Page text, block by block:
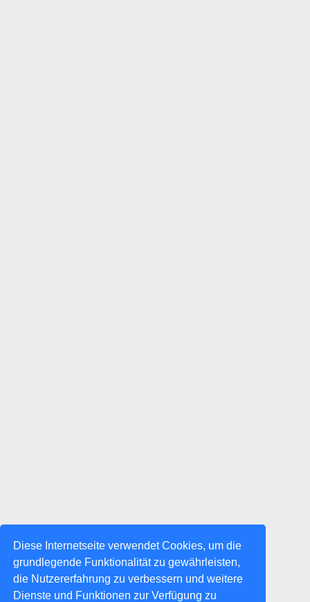
Diese Internetseite verwendet Cookies, um die
grundlegende Funktionalität zu gewährleisten,
die Nutzererfahrung zu verbessern und weitere
Dienste und Funktionen zur Verfügung zu